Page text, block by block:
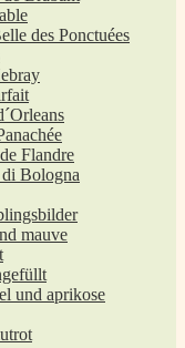
des Ponctuées
Flandre
Bologna
mauve
und aprikose